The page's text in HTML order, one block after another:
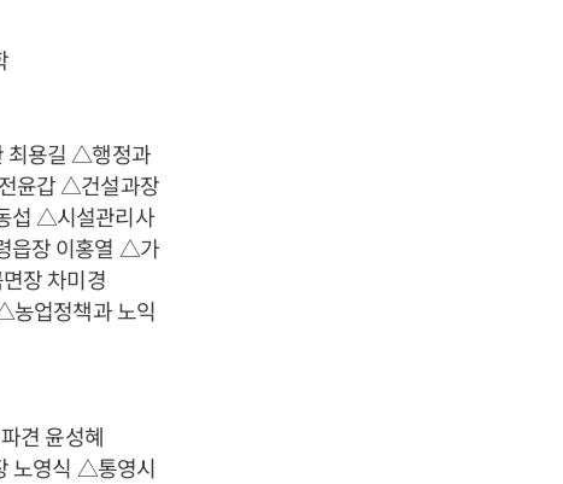
최용길 △행정과
윤갑 △건설과장
섭 △시설관리사
읍장 이홍열 △가
장 차미경
업정책과 노익
견 윤성혜
노영식 △통영시